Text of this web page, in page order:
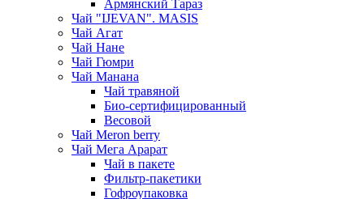
Армянский Тараз
Чай "IJEVAN". MASIS
Чай Агат
Чай Нане
Чай Гюмри
Чай Манана
Чай травяной
Био-сертифицированный
Весовой
Чай Meron berry
Чай Мега Арарат
Чай в пакете
Фильтр-пакетики
Гофроупаковка